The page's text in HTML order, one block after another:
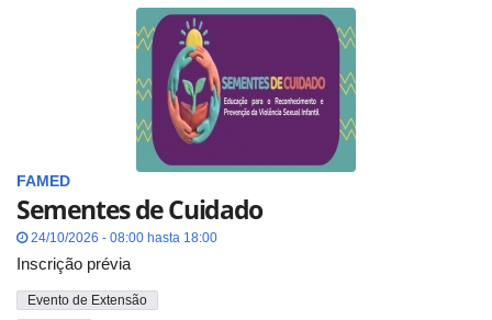
FAMED
Sementes de Cuidado
24/10/2026 - 08:00 hasta 18:00
Inscrição prévia
Evento de Extensão